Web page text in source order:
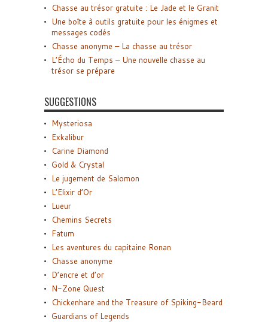
Chasse au trésor gratuite : Le Jade et le Granit
Une boîte à outils gratuite pour les énigmes et
messages codés
Chasse anonyme – La chasse au trésor
L’Écho du Temps – Une nouvelle chasse au
trésor se prépare
SUGGESTIONS
Mysteriosa
Exkalibur
Carine Diamond
Gold & Crystal
Le jugement de Salomon
L’Elixir d’Or
Lueur
Chemins Secrets
Fatum
Les aventures du capitaine Ronan
Chasse anonyme
D’encre et d’or
N-Zone Quest
Chickenhare and the Treasure of Spiking-Beard
Guardians of Legends